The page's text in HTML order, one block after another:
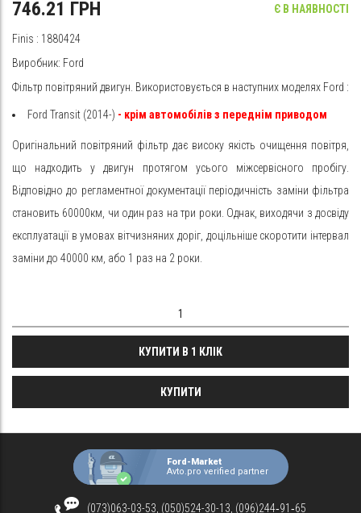
746.21 ГРН Є В НАЯВНОСТІ
Finis : 1880424
Виробник: Ford
Фільтр повітряний двигун. Використовується в наступних моделях Ford :
Ford Transit (2014-) - крім автомобілів з переднім приводом
Оригінальний повітряний фільтр дає високу якість очищення повітря,
що надходить у двигун протягом усього міжсервісного пробігу.
Відповідно до регламентної документації періодичність заміни фільтра
становить 60000км, чи один раз на три роки. Однак, виходячи з досвіду
експлуатації в умовах вітчизняних доріг, доцільніше скоротити інтервал
заміни до 40000 км, або 1 раз на 2 роки.
КУПИТИ В 1 КЛІК
КУПИТИ
Ford-Market
Avto.pro verified partner
(073)063-03-53, (050)524-30-13, (096)244‑91‑65